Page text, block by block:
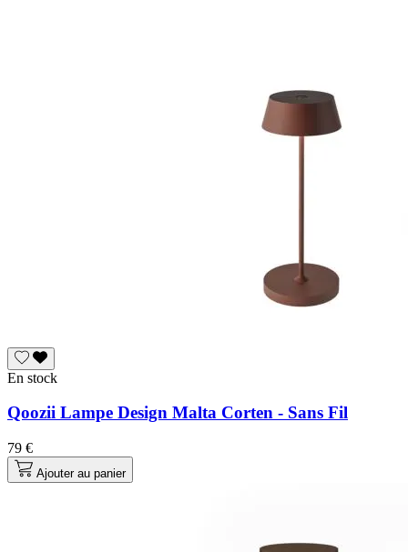
En stock
Qoozii Lampe Design Malta Corten - Sans Fil
79 €
Ajouter au panier